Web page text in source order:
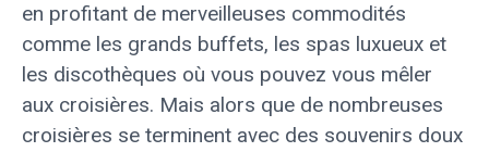
en profitant de merveilleuses commodités
comme les grands buffets, les spas luxueux et
les discothèques où vous pouvez vous mêler
aux croisières. Mais alors que de nombreuses
croisières se terminent avec des souvenirs doux